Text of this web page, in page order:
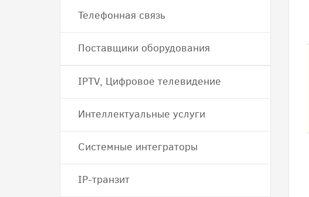
Телефонная связь
Поставщики оборудования
IPTV, Цифровое телевидение
Интеллектуальные услуги
Системные интеграторы
IP-транзит